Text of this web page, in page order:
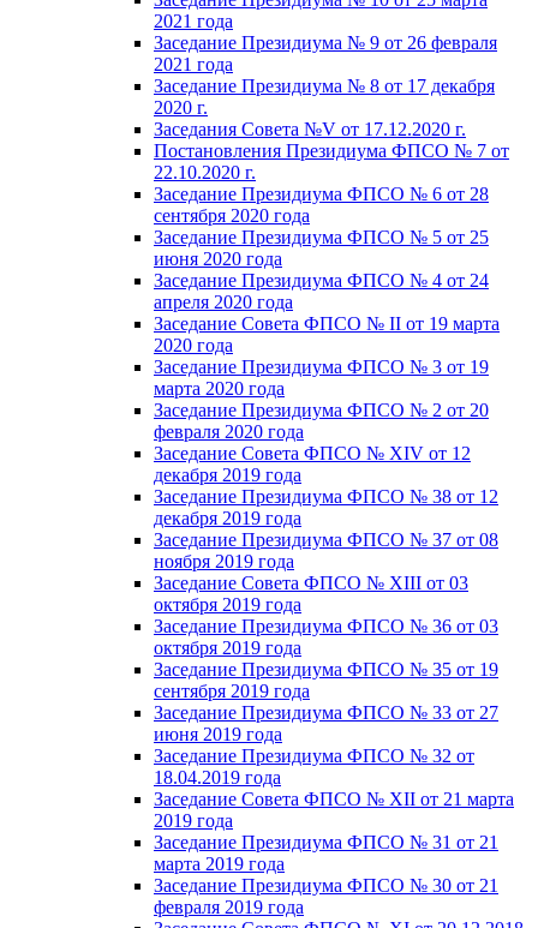
2021 года
Заседание Президиума № 9 от 26 февраля
2021 года
Заседание Президиума № 8 от 17 декабря
2020 г.
Заседания Совета №V от 17.12.2020 г.
Постановления Президиума ФПСО № 7 от
22.10.2020 г.
Заседание Президиума ФПСО № 6 от 28
сентября 2020 года
Заседание Президиума ФПСО № 5 от 25
июня 2020 года
Заседание Президиума ФПСО № 4 от 24
апреля 2020 года
Заседание Совета ФПСО № II от 19 марта
2020 года
Заседание Президиума ФПСО № 3 от 19
марта 2020 года
Заседание Президиума ФПСО № 2 от 20
февраля 2020 года
Заседание Совета ФПСО № XIV от 12
декабря 2019 года
Заседание Президиума ФПСО № 38 от 12
декабря 2019 года
Заседание Президиума ФПСО № 37 от 08
ноября 2019 года
Заседание Совета ФПСО № XIII от 03
октября 2019 года
Заседание Президиума ФПСО № 36 от 03
октября 2019 года
Заседание Президиума ФПСО № 35 от 19
сентября 2019 года
Заседание Президиума ФПСО № 33 от 27
июня 2019 года
Заседание Президиума ФПСО № 32 от
18.04.2019 года
Заседание Совета ФПСО № XII от 21 марта
2019 года
Заседание Президиума ФПСО № 31 от 21
марта 2019 года
Заседание Президиума ФПСО № 30 от 21
февраля 2019 года